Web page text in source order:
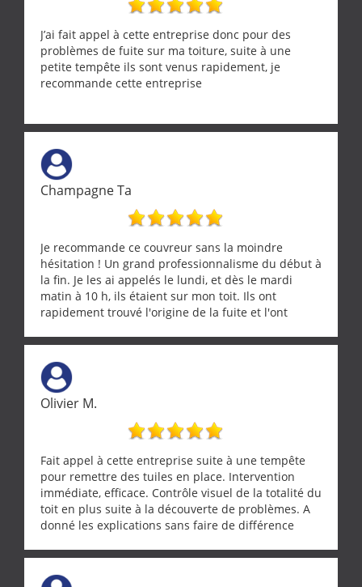
J’ai fait appel à cette entreprise donc pour des
problèmes de fuite sur ma toiture, suite à une
petite tempête ils sont venus rapidement, je
recommande cette entreprise
Champagne Ta
Je recommande ce couvreur sans la moindre
hésitation ! Un grand professionnalisme du début à
la fin. Je les ai appelés le lundi, et dès le mardi
matin à 10 h, ils étaient sur mon toit. Ils ont
rapidement trouvé l'origine de la fuite et l'ont
Une équipe sérieuse, réactive et compétente. C'est
vraiment rassurant de pouvoir compter sur des
artisans aussi professionnels. Merci encore !
Olivier M.
Fait appel à cette entreprise suite à une tempête
pour remettre des tuiles en place. Intervention
immédiate, efficace. Contrôle visuel de la totalité du
toit en plus suite à la découverte de problèmes. A
donné les explications sans faire de différence